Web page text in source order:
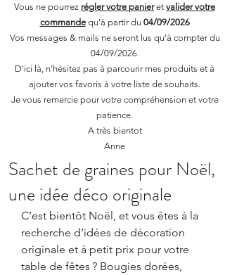
Vous ne pourrez régler votre panieret valider votre
commandequ'à partir du 04/09/2026
Vos messages & mails ne seront lus qu'à compter du
04/09/2026.
D'ici là, n'hésitez pas à parcourir mes produits et à
ajouter vos favoris à votre liste de souhaits.​
Je vous remercie pour votre compréhension et votre
patience.
A très bientot
Anne
Sachet de graines pour Noël,
une idée déco originale
C’est bientôt Noël, et vous êtes à la
recherche d’idées de décoration
originale et à petit prix pour votre
table de fêtes ? Bougies dorées,